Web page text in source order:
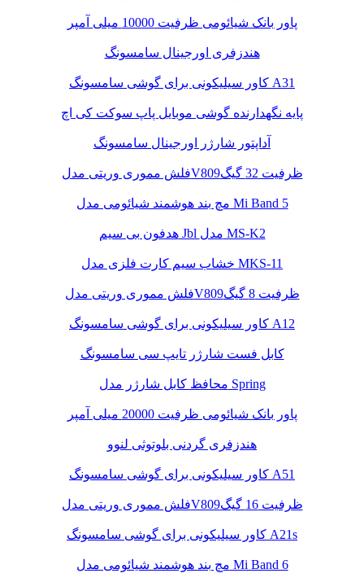
پاور بانک شیائومی ظرفیت 10000 میلی آمپر
هندزفری اورجینال سامسونگ
کاور سیلیکونی برای گوشی سامسونگ A31
پایه نگهدارنده گوشی موبایل پاپ سوکت کی اچ
آداپتور شارژر اورجینال سامسونگ
فلش مموری وریتی مدلV809ظرفیت 32 گیگ
مچ بند هوشمند شیائومی مدل Mi Band 5
هدفون بی سیم Jbl مدل MS-K2
خشاب سیم کارت فلزی مدل MKS-11
فلش مموری وریتی مدلV809ظرفیت 8 گیگ
کاور سیلیکونی برای گوشی سامسونگ A12
کابل فست شارژر تایپ سی سامسونگ
محافظ کابل شارژر مدل Spring
پاور بانک شیائومی ظرفیت 20000 میلی آمپر
هندزفری گردنی بلوتوثی لنوو
کاور سیلیکونی برای گوشی سامسونگ A51
فلش مموری وریتی مدلV809ظرفیت 16 گیگ
کاور سیلیکونی برای گوشی سامسونگ A21s
مچ بند هوشمند شیائومی مدل Mi Band 6